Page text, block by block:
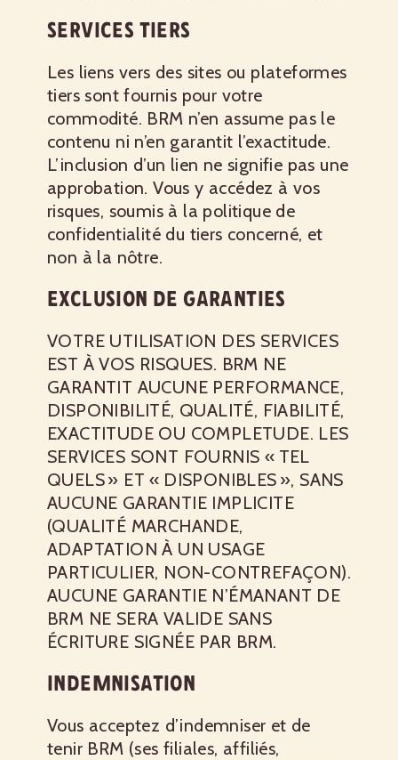
SERVICES TIERS
Les liens vers des sites ou plateformes
tiers sont fournis pour votre
commodité. BRM n’en assume pas le
contenu ni n’en garantit l’exactitude.
L’inclusion d’un lien ne signifie pas une
approbation. Vous y accédez à vos
risques, soumis à la politique de
confidentialité du tiers concerné, et
non à la nôtre.
EXCLUSION DE GARANTIES
VOTRE UTILISATION DES SERVICES
EST À VOS RISQUES. BRM NE
GARANTIT AUCUNE PERFORMANCE,
DISPONIBILITÉ, QUALITÉ, FIABILITÉ,
EXACTITUDE OU COMPLETUDE. LES
SERVICES SONT FOURNIS « TEL
QUELS » ET « DISPONIBLES », SANS
AUCUNE GARANTIE IMPLICITE
(QUALITÉ MARCHANDE,
ADAPTATION À UN USAGE
PARTICULIER, NON-CONTREFAÇON).
AUCUNE GARANTIE N’ÉMANANT DE
BRM NE SERA VALIDE SANS
ÉCRITURE SIGNÉE PAR BRM.
INDEMNISATION
Vous acceptez d’indemniser et de
tenir BRM (ses filiales, affiliés,